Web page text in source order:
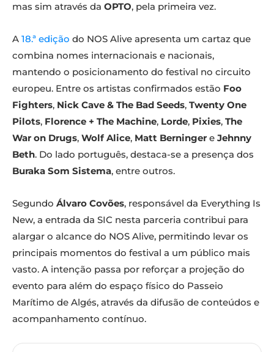
mas sim através da OPTO, pela primeira vez.
A 18.ª edição do NOS Alive apresenta um cartaz que
combina nomes internacionais e nacionais,
mantendo o posicionamento do festival no circuito
europeu. Entre os artistas confirmados estão Foo
Fighters, Nick Cave & The Bad Seeds, Twenty One
Pilots, Florence + The Machine, Lorde, Pixies, The
War on Drugs, Wolf Alice, Matt Berninger e Jehnny
Beth. Do lado português, destaca-se a presença dos
Buraka Som Sistema, entre outros.
Segundo Álvaro Covões, responsável da Everything Is
New, a entrada da SIC nesta parceria contribui para
alargar o alcance do NOS Alive, permitindo levar os
principais momentos do festival a um público mais
vasto. A intenção passa por reforçar a projeção do
evento para além do espaço físico do Passeio
Marítimo de Algés, através da difusão de conteúdos e
acompanhamento contínuo.